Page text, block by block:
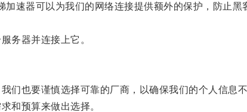
器可以为我们的网络连接提供额外的保护，防止黑
务器并连接上它。
也要谨慎选择可靠的厂商，以确保我们的个人信息不
和预算来做出选择。